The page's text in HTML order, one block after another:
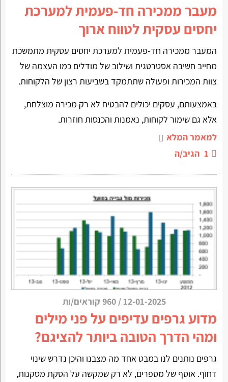
מעבר ממכירה חד-פעמית למערכת
יחסים עסקית לטווח ארוך
המעבר ממכירה חד-פעמית למערכת יחסים עסקית מתמשכת
מחייב חשיבה אסטרטגית ושילוב של מודלים כמו העצמה של
צוות המכירות ופעולה שתתמקד בשביעות רצון של הלקוחות.
באמצעותם, עסקים יכולים להבטיח לא רק מכירה מוצלחת,
אלא גם שימור לקוחות, נאמנות והכנסות חוזרות.
למאמר המלא
1 הגיב/ה
12-01-2025
/960 קוראים/ות
מדוע גרפים עדיפים על פני מילים
ומהי הדרך הטובה ביותר להציגם?
גרפים נותנים לנו במבט אחד מה מצבנו והיכן נדרש שינוי
דחוף. אוסף של מספרים, לא רק שמקשה על הסקת מסקנות,